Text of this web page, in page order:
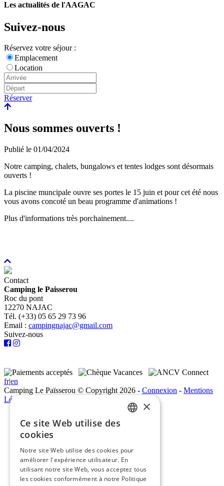
Les actualités de l'AAGAC
Suivez-nous
Réservez votre séjour :
Emplacement
Location
Réserver
Nous sommes ouverts !
Publié le 01/04/2024
Notre camping, chalets, bungalows et tentes lodges sont désormais
ouverts !
La piscine muncipale ouvre ses portes le 15 juin et pour cet été nous
vous avons concoté un beau programme d'animations !
Plus d'informations très porchainement....
Contact
Camping le Paisserou
Roc du pont
12270 NAJAC
Tél. (+33) 05 65 29 73 96
Email : campingnajac@gmail.com
Suivez-nous
fr|en
Camping Le Païsserou © Copyright 2026 - Connexion - Mentions
Légales
Actualités
Camping
Bungalows-nature
Les chalets
Chalets
Chalets premium
×
Ce site Web utilise des
cookies
Notre site Web utilise des cookies pour
améliorer l'expérience utilisateur. En
utilisant notre site Web, vous acceptez tous
les cookies conformément à notre Politique